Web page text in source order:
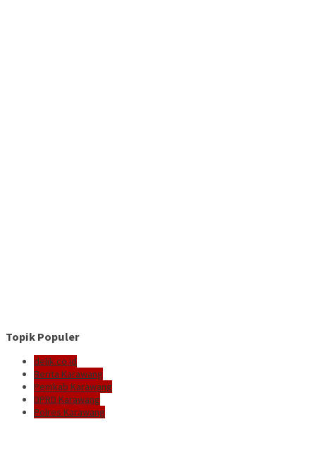
Topik Populer
delik.co.id
Berita Karawang
Pemkab Karawang
DPRD Karawang
Polres Karawang